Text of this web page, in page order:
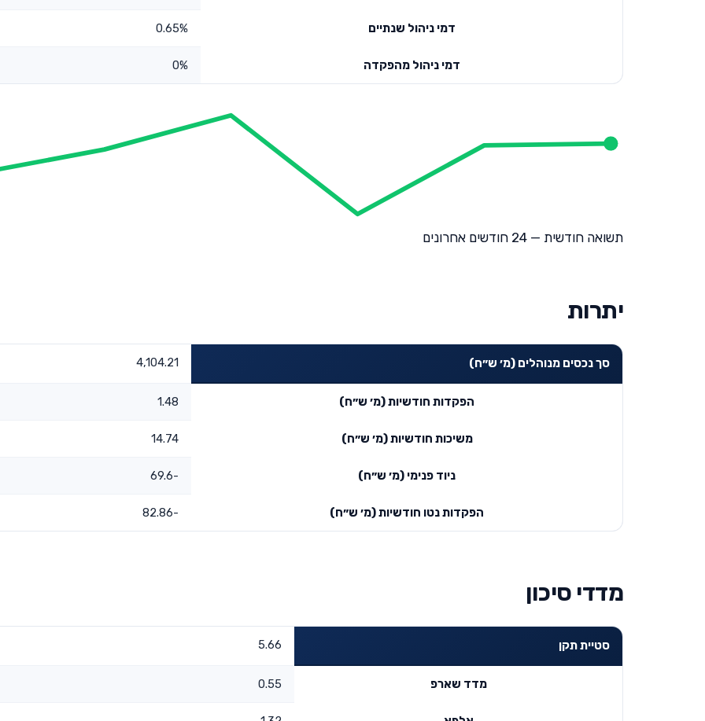
דמי ניהול שנתיים 0.65%
דמי ניהול מהפקדה 0%
תשואה חודשית — 24 חודשים אחרונים
יתרות
סך נכסים מנוהלים (מ׳ ש״ח) 4,104.21
הפקדות חודשיות (מ׳ ש״ח) 1.48
משיכות חודשיות (מ׳ ש״ח) 14.74
ניוד פנימי (מ׳ ש״ח) -69.6
הפקדות נטו חודשיות (מ׳ ש״ח) -82.86
מדדי סיכון
סטיית תקן 5.66
מדד שארפ 0.55